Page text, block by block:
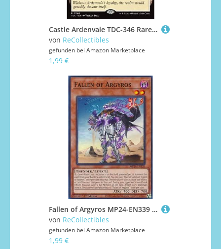
Castle Ardenvale TDC-346 Rare Englisch Boosterfrisch - Commander: Tarkir: Dragonstorm - mit ReCollectibles-Versandschutz - für Magic/MTG
von ReCollectibles
gefunden bei Amazon Marketplace
1,99 €
Fallen of Argyros MP24-EN339 Common Englisch Boosterfrisch 1. Auflage - 25th Anniversary Tin: Dueling Mirrors - mit ReCollectibles-Versandschutz - für Yu-Gi-Oh!
von ReCollectibles
gefunden bei Amazon Marketplace
1,99 €